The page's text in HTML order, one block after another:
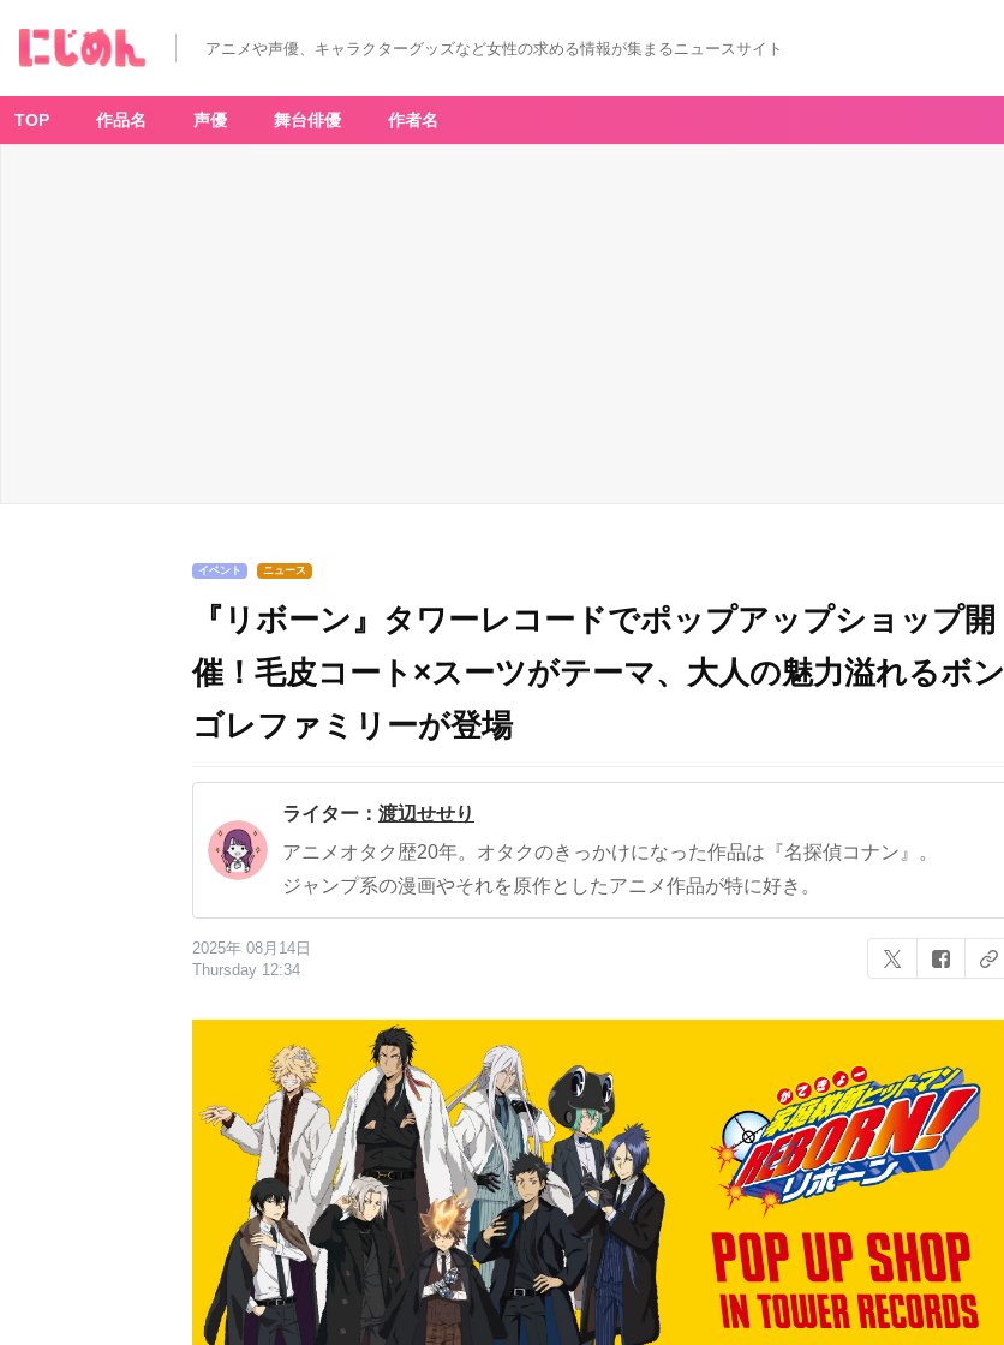
アニメや声優、キャラクターグッズなど女性の求める情報が集まるニュースサイト
TOP 作品名 声優 舞台俳優 作者名
イベント ニュース
『リボーン』タワーレコードでポップアップショップ開
催！毛皮コート×スーツがテーマ、大人の魅力溢れるボン
ゴレファミリーが登場
ライター： 渡辺せせり
アニメオタク歴20年。オタクのきっかけになった作品は『名探偵コナン』。
ジャンプ系の漫画やそれを原作としたアニメ作品が特に好き。
2025年 08月14日
Thursday 12:34